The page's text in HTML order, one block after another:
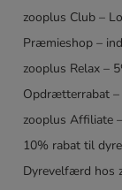
zooplus Club –
Præmieshop –
zooplus Relax –
Opdrætterrabat
zooplus Affiliate
10% rabat til
Dyrevelfærd hos